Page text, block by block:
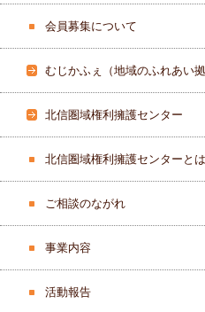
会員募集について
むじかふぇ（地域のふれあい
北信圏域権利擁護センター
北信圏域権利擁護センターとは
ご相談のながれ
事業内容
活動報告